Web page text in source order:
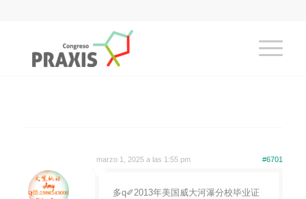
marzo 1, 2025 a las 1:55 pm #6701
多q✐2013年美国威大河瀑分校毕业证